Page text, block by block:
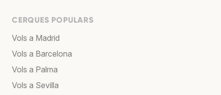
CERQUES POPULARS
Vols a Madrid
Vols a Barcelona
Vols a Palma
Vols a Sevilla